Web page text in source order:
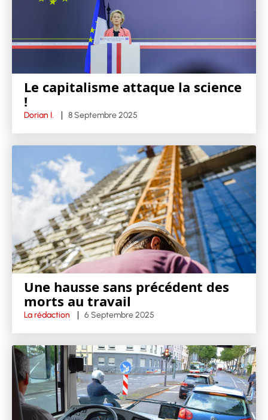
Le capitalisme attaque la science
!
Dorian I. 8 Septembre 2025
Une hausse sans précédent des
morts au travail
La rédaction 6 Septembre 2025